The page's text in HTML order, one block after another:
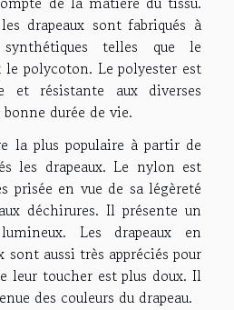
drapeaux sont fabriqués à
telles que le
polycoton. Le polyester est
et résistante aux diverses
durée de vie.
la plus populaire à partir de
les drapeaux. Le nylon est
prisée en vue de sa légèreté
déchirures. Il présente un
Les drapeaux en
aussi très appréciés pour
leur toucher est plus doux. Il
des couleurs du drapeau.